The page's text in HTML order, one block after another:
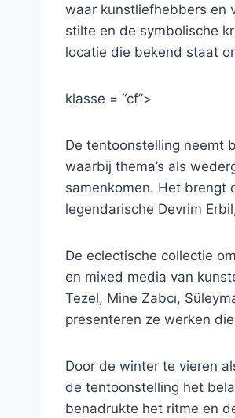
waar kunstliefhebbers en
stilte en de symbolische
locatie die bekend staat
klasse = “cf”>
De tentoonstelling neemt
waarbij thema’s als
samenkomen. Het brengt
legendarische Devrim
De eclectische collectie
en mixed media van
Tezel, Mine Zabcı,
presenteren ze werken
Door de winter te vieren
de tentoonstelling het
benadrukte het ritme en